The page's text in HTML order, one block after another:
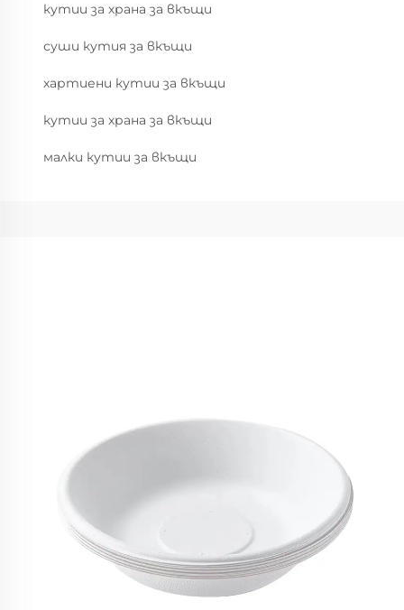
кутии за храна за вкъщи
суши кутия за вкъщи
хартиени кутии за вкъщи
кутии за храна за вкъщи
малки кутии за вкъщи